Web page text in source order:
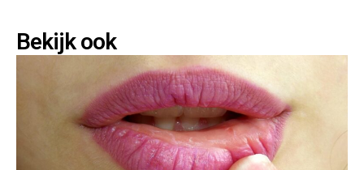
Bekijk ook